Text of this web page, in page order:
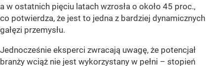
a w ostatnich pięciu latach wzrosła o około 45 proc.,
co potwierdza, że jest to jedna z bardziej dynamicznych
gałęzi przemysłu.
Jednocześnie eksperci zwracają uwagę, że potencjał
branży wciąż nie jest wykorzystany w pełni – stopień